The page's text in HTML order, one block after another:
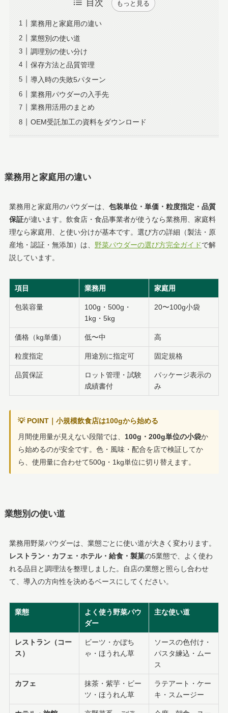
目次 もっと見る
業務用と家庭用の違い
業態別の使い道
調理別の使い分け
保存方法と品質管理
導入時の失敗5パターン
業務用パウダーの入手先
業務用活用のまとめ
OEM受託加工の資料をダウンロード
業務用と家庭用の違い
業務用と家庭用のパウダーは、 包装単位・単価・粒度指定・品質
保証が違います。飲食店・食品事業者が使うなら業務用、家庭料
理なら家庭用、と使い分けが基本です。選び方の詳細（製法・原
産地・認証・無添加）は、 野菜パウダーの選び方完全ガイドで解
説しています。
項目 業務用 家庭用
包装容量
100g・500g・
1kg・5kg
20〜100g小袋
価格（kg単価） 低〜中 高
粒度指定 用途別に指定可 固定規格
品質保証
ロット管理・試験
成績書付
パッケージ表示の
み
💡 POINT｜小規模飲食店は100gから始める
月間使用量が見えない段階では、 100g・200g単位の小袋か
ら始めるのが安全です。色・風味・配合を店で検証してか
ら、使用量に合わせて500g・1kg単位に切り替えます。
業態別の使い道
業務用野菜パウダーは、業態ごとに使い道が大きく変わります。
レストラン・カフェ・ホテル・給食・製菓の5業態で、よく使わ
れる品目と調理法を整理しました。自店の業態と照らし合わせ
て、導入の方向性を決めるベースにしてください。
業態
よく使う野菜パウ
ダー
主な使い道
レストラン（コー
ス）
ビーツ・かぼち
ゃ・ほうれん草
ソースの色付け・
パスタ練込・ムー
ス
カフェ
抹茶・紫芋・ビー
ツ・ほうれん草
ラテアート・ケー
キ・スムージー